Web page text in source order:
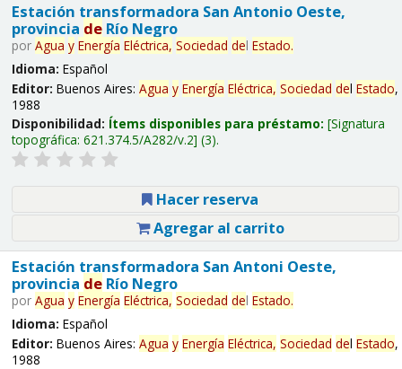
Estación transformadora San Antonio Oeste,
provincia deRío Negro
por Agua y Energía Eléctrica, Sociedad del Estado.
Idioma: Español
Editor: Buenos Aires: Agua y Energía Eléctrica, Sociedad del Estado,
1988
Disponibilidad: Ítems disponibles para préstamo: Signatura
topográfica: 621.374.5/A282/v.2 (3).
Hacer reserva
Agregar al carrito
Estación transformadora San Antoni Oeste,
provincia deRío Negro
por Agua y Energía Eléctrica, Sociedad del Estado.
Idioma: Español
Editor: Buenos Aires: Agua y Energía Eléctrica, Sociedad del Estado,
1988